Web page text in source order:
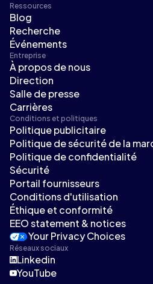
Ressources
Blog
Recherche
Événements
Entreprise
À propos de nous
Direction
Salle de presse
Carrières
Conditions et politiques
Politique publicitaire
Politique de sécurité de la
Politique de confidentialité
Sécurité
Portail fournisseurs
Conditions d'utilisation
Éthique et conformité
EEO statement & notices
Your Privacy Choices
Réseaux sociaux
Linkedin
YouTube